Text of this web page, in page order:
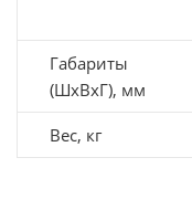
Габариты
(ШхВхГ), мм
Вес, кг